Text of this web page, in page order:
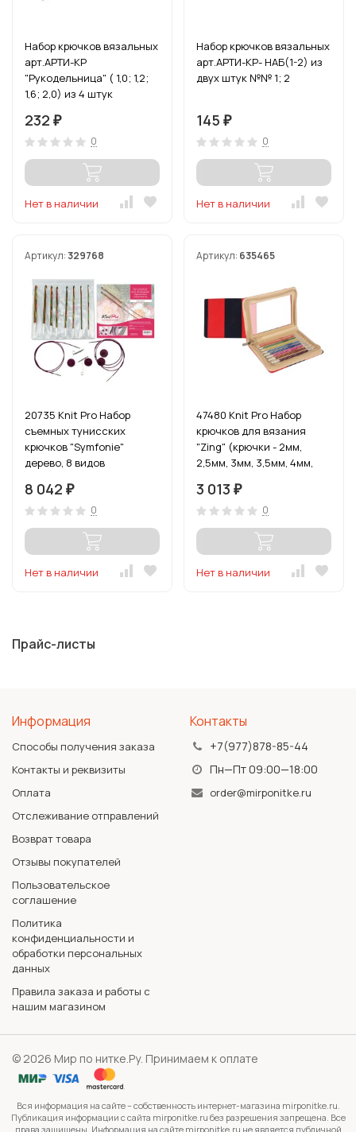
Набор крючков вязальных
арт.АРТИ-КР
"Рукодельница" ( 1,0; 1,2;
1,6; 2,0) из 4 штук
232 ₽
0
Нет в наличии
Набор крючков вязальных
арт.АРТИ-КР- НАБ(1-2) из
двух штук №№ 1; 2
145 ₽
0
Нет в наличии
Артикул: 329768
20735 Knit Pro Набор
съемных тунисских
крючков "Symfonie"
дерево, 8 видов
8 042 ₽
0
Нет в наличии
Артикул: 635465
47480 Knit Pro Набор
крючков для вязания
"Zing" (крючки - 2мм,
2,5мм, 3мм, 3,5мм, 4мм,
алюминий
3 013 ₽
0
Нет в наличии
Прайс-листы
Информация
Способы получения заказа
Контакты и реквизиты
Оплата
Отслеживание отправлений
Возврат товара
Отзывы покупателей
Пользовательское
соглашение
Политика
конфиденциальности и
обработки персональных
данных
Правила заказа и работы с
нашим магазином
Контакты
+7(977)878-85-44
Пн—Пт 09:00—18:00
order@mirponitke.ru
© 2026 Мир по нитке.Ру. Принимаем к оплате
Вся информация на сайте – собственность интернет-магазина mirponitke.ru.
Публикация информации с сайта mirponitke.ru без разрешения запрещена. Все
права защищены. Информация на сайте mirponitke.ru не является публичной